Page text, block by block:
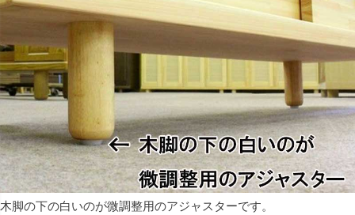
木脚の下の白いのが微調整用のアジャスターです。